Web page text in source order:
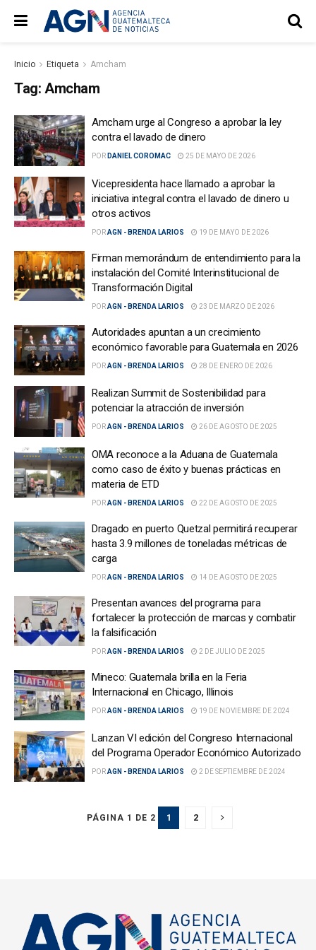
Inicio Etiqueta Amcham
Tag: Amcham
Amcham urge al Congreso a aprobar la ley
contra el lavado de dinero
POR DANIEL COROMAC 25 DE MAYO DE 2026
Vicepresidenta hace llamado a aprobar la
iniciativa integral contra el lavado de dinero u
otros activos
PORAGN - BRENDA LARIOS 19 DE MAYO DE 2026
Firman memorándum de entendimiento para la
instalación del Comité Interinstitucional de
Transformación Digital
PORAGN - BRENDA LARIOS 23 DE MARZO DE 2026
Autoridades apuntan a un crecimiento
económico favorable para Guatemala en 2026
PORAGN - BRENDA LARIOS 28 DE ENERO DE 2026
Realizan Summit de Sostenibilidad para
potenciar la atracción de inversión
PORAGN - BRENDA LARIOS 26 DE AGOSTO DE 2025
OMA reconoce a la Aduana de Guatemala
como caso de éxito y buenas prácticas en
materia de ETD
PORAGN - BRENDA LARIOS 22 DE AGOSTO DE 2025
Dragado en puerto Quetzal permitirá recuperar
hasta 3.9 millones de toneladas métricas de
carga
PORAGN - BRENDA LARIOS 14 DE AGOSTO DE 2025
Presentan avances del programa para
fortalecer la protección de marcas y combatir
la falsificación
PORAGN - BRENDA LARIOS 2 DE JULIO DE 2025
Mineco: Guatemala brilla en la Feria
Internacional en Chicago, Illinois
PORAGN - BRENDA LARIOS 19 DE NOVIEMBRE DE 2024
Lanzan VI edición del Congreso Internacional
del Programa Operador Económico Autorizado
PORAGN - BRENDA LARIOS 2 DE SEPTIEMBRE DE 2024
PÁGINA 1 DE 2 1 2